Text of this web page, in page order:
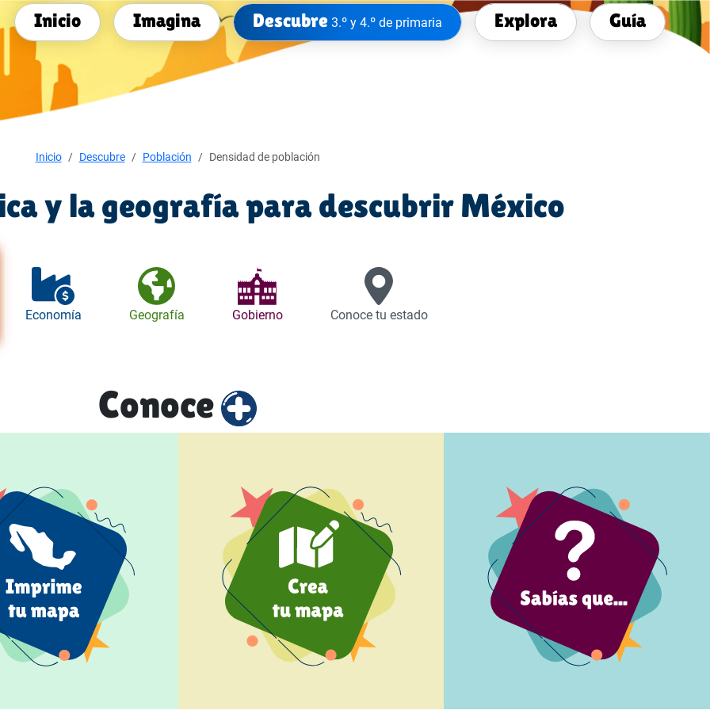
Inicio Imagina Descubre 3.º y 4.º de primaria Explora Guía
Inicio Descubre Población Densidad de población
y la geografía para descubrir México
Economía Geografía Gobierno Conoce tu estado
Conoce